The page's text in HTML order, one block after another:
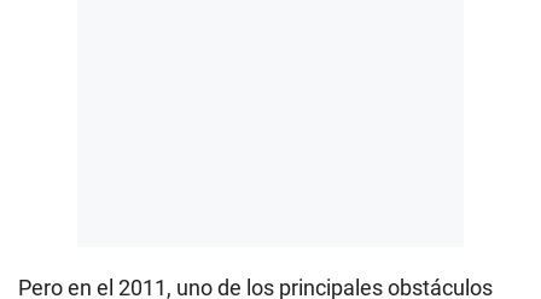
Pero en el 2011, uno de los principales obstáculos